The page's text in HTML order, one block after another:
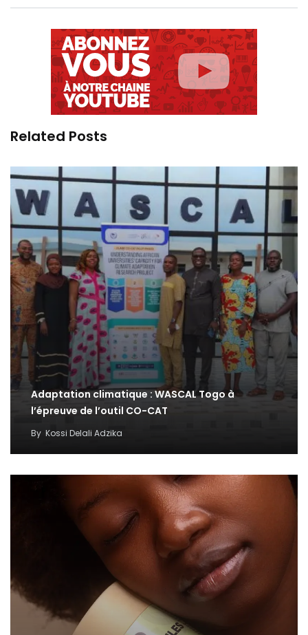
Related Posts
Adaptation climatique : WASCAL Togo à
l’épreuve de l’outil CO-CAT
By Kossi Delali Adzika